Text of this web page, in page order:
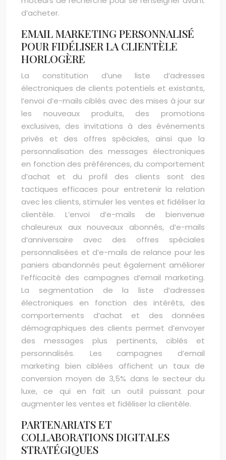
d’acheter.
EMAIL MARKETING PERSONNALISÉ
POUR FIDÉLISER LA CLIENTÈLE
HORLOGÈRE
La constitution d’une liste d’adresses
électroniques de clients potentiels et existants,
l’envoi d’e-mails ciblés avec des mises à jour sur
les nouveaux produits, des promotions
exclusives, des invitations à des événements
privés et des offres spéciales, ainsi que la
personnalisation des messages électroniques
en fonction des préférences, du comportement
d’achat et du profil des clients sont des
tactiques efficaces pour entretenir la relation
avec les clients, stimuler les ventes et fidéliser la
clientèle. L’envoi d’e-mails de bienvenue
chaleureux aux nouveaux abonnés, d’e-mails
d’anniversaire avec des offres spéciales
personnalisées et d’e-mails de relance pour les
paniers abandonnés peut également améliorer
l’efficacité des campagnes d’email marketing.
La segmentation de la liste d’adresses
électroniques en fonction des intérêts, des
comportements d’achat et des données
démographiques des clients permet d’envoyer
des messages plus pertinents, ciblés et
personnalisés. Les campagnes d’email
marketing bien ciblées affichent un taux de
conversion moyen de 3,5% dans le secteur du
luxe, ce qui en fait un outil puissant pour
augmenter les ventes et fidéliser la clientèle.
PARTENARIATS ET
COLLABORATIONS DIGITALES
STRATÉGIQUES